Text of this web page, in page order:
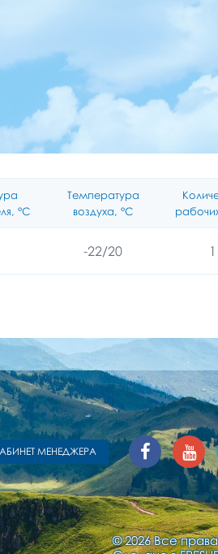
°C
Температура
воздуха, °C
-22/20 1
МЕНЕДЖЕРА
© 2026 Все